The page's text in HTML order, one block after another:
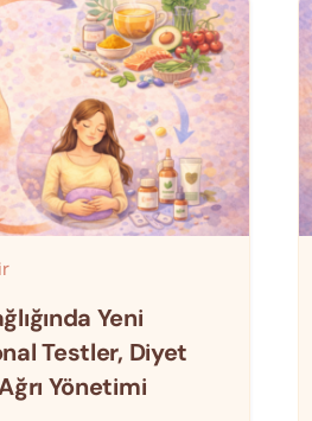
Yeni
Testler, Diyet
Yönetimi